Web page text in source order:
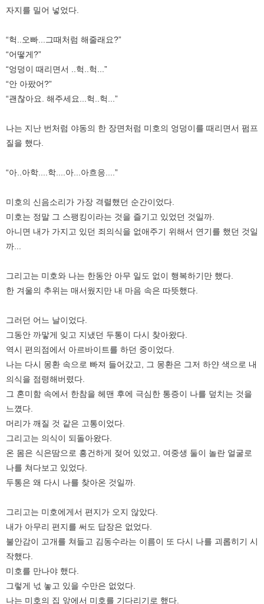
자지를 밀어 넣었다.
“헉..오빠...그때처럼 해줄래요?”
“어떻게?”
“엉덩이 때리면서 ..헉..헉...”
“안 아팠어?”
“괜찮아요. 해주세요...헉..헉...”
나는 지난 번처럼 야동의 한 장면처럼 미호의 엉덩이를 때리면서 펌프
질을 했다.
“아..아학....학....아...아흐응....”
미호의 신음소리가 가장 격렬했던 순간이었다.
미호는 정말 그 스팽킹이라는 것을 즐기고 있었던 것일까.
아니면 내가 가지고 있던 죄의식을 없애주기 위해서 연기를 했던 것일
까...
그리고는 미호와 나는 한동안 아무 일도 없이 행복하기만 했다.
한 겨울의 추위는 매서웠지만 내 마음 속은 따뜻했다.
그러던 어느 날이었다.
그동안 까맣게 잊고 지냈던 두통이 다시 찾아왔다.
역시 편의점에서 아르바이트를 하던 중이었다.
나는 다시 몽환 속으로 빠져 들어갔고, 그 몽환은 그저 하얀 색으로 내
의식을 점령해버렸다.
그 혼미함 속에서 한참을 헤맨 후에 극심한 통증이 나를 덮치는 것을
느꼈다.
머리가 깨질 것 같은 고통이었다.
그리고는 의식이 되돌아왔다.
온 몸은 식은땀으로 흥건하게 젖어 있었고, 여중생 둘이 놀란 얼굴로
나를 쳐다보고 있었다.
두통은 왜 다시 나를 찾아온 것일까.
그리고는 미호에게서 편지가 오지 않았다.
내가 아무리 편지를 써도 답장은 없었다.
불안감이 고개를 쳐들고 김동수라는 이름이 또 다시 나를 괴롭히기 시
작했다.
미호를 만나야 했다.
그렇게 넋 놓고 있을 수만은 없었다.
나는 미호의 집 앞에서 미호를 기다리기로 했다.